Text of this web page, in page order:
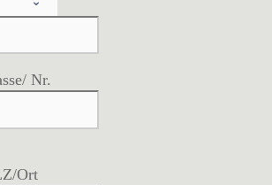
Nr.
Ort